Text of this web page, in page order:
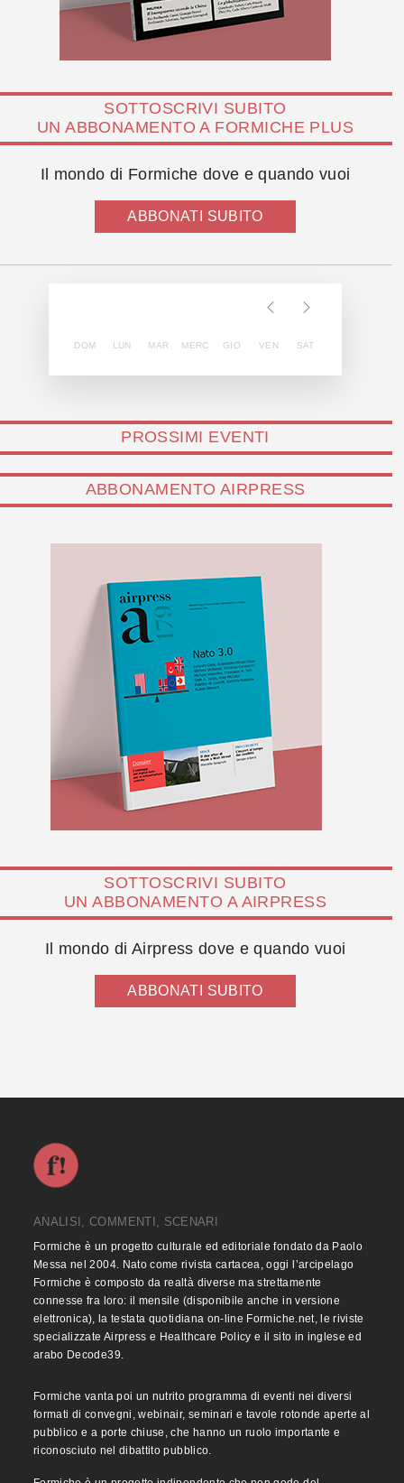
SOTTOSCRIVI SUBITO
UN ABBONAMENTO A FORMICHE PLUS
Il mondo di Formiche dove e quando vuoi
ABBONATI SUBITO
DOM LUN MAR MERC GIO VEN SAT
PROSSIMI EVENTI
ABBONAMENTO AIRPRESS
SOTTOSCRIVI SUBITO
UN ABBONAMENTO A AIRPRESS
Il mondo di Airpress dove e quando vuoi
ABBONATI SUBITO
ANALISI, COMMENTI, SCENARI
Formiche è un progetto culturale ed editoriale fondato da Paolo
Messa nel 2004. Nato come rivista cartacea, oggi l’arcipelago
Formiche è composto da realtà diverse ma strettamente
connesse fra loro: il mensile (disponibile anche in versione
elettronica), la testata quotidiana on-line Formiche.net, le riviste
specializzate Airpress e Healthcare Policy e il sito in inglese ed
arabo Decode39.
Formiche vanta poi un nutrito programma di eventi nei diversi
formati di convegni, webinair, seminari e tavole rotonde aperte al
pubblico e a porte chiuse, che hanno un ruolo importante e
riconosciuto nel dibattito pubblico.